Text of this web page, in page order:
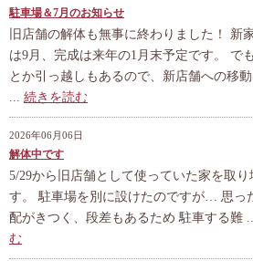
駐車場＆7月のお知らせ
旧店舗の解体も無事に終わりました！ 新
は9月、完成は来年の1月末予定です。 で
とか引っ越しもあるので、新店舗への移
続きを読む
2026年06月06日
解体中です
5/29から旧店舗として使っていた家を取り
す。 駐車場を別に設けたのですが… 思っ
配がきつく、段差もあるため 駐車する難
む